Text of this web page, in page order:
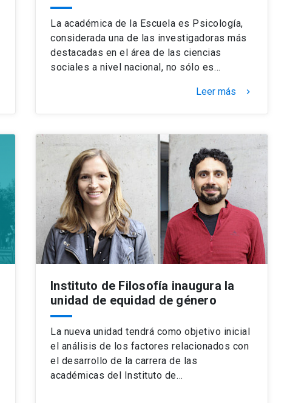
La académica de la Escuela es Psicología,
considerada una de las investigadoras más
destacadas en el área de las ciencias
sociales a nivel nacional, no sólo es…
Leer más keyboard_arrow_right
Instituto de Filosofía inaugura la
unidad de equidad de género
La nueva unidad tendrá como objetivo inicial
el análisis de los factores relacionados con
el desarrollo de la carrera de las
académicas del Instituto de…